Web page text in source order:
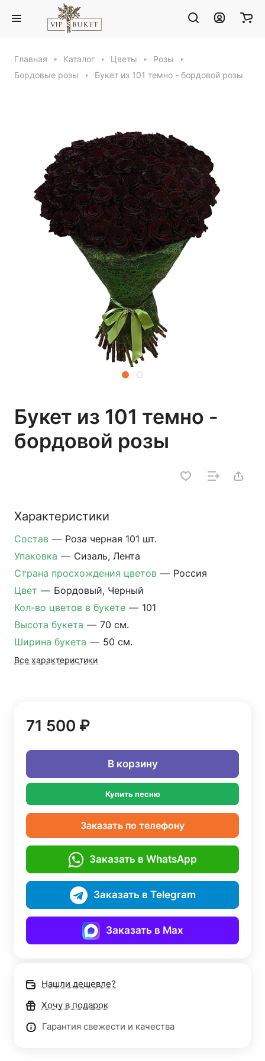
Главная Каталог Цветы
Розы
Бордовые розы
Букет из 101 темно - бордовой розы
Букет из 101 темно -
бордовой розы
Характеристики
Состав — Роза черная 101 шт.
Упаковка — Сизаль, Лента
Страна просхождения цветов — Россия
Цвет — Бордовый, Черный
Кол-во цветов в букете — 101
Высота букета — 70 см.
Ширина букета — 50 см.
Все характеристики
71 500 ₽
В корзину
Купить песню
Заказать по телефону
Заказать в WhatsApp
Заказать в Telegram
Заказать в Max
Нашли дешевле?
Хочу в подарок
Гарантия свежести и качества